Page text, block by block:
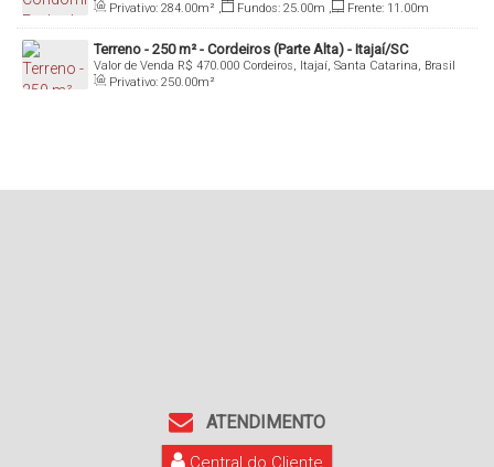
Privativo: 284.00m² , Fundos: 25.00m , Frente: 11 .00m
Terreno - 250 m² - Cordeiros (Parte Alta) - Itajaí/SC
R$ 470.000
Valor de Venda
Cordeiros, Itajaí, Santa Catarina, Brasil
Privativo: 250.00m²
ATENDIMENTO
Central do Cliente